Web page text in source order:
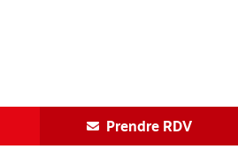
Prendre RDV